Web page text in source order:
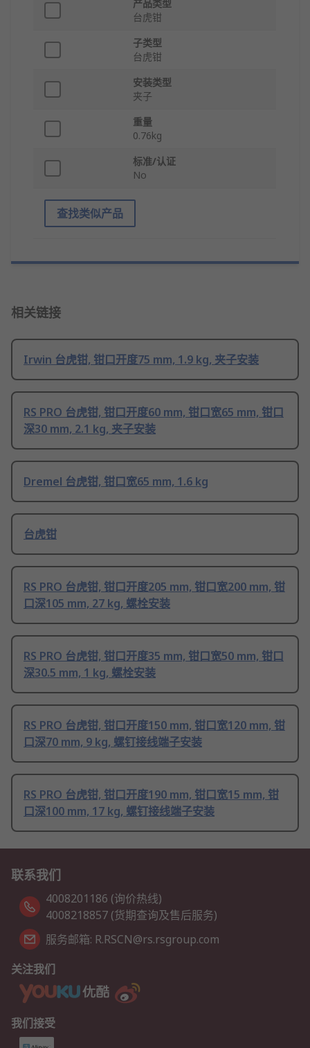
产品类型
台虎钳
子类型
台虎钳
安装类型
夹子
重量
0.76kg
标准/认证
No
查找类似产品
相关链接
Irwin 台虎钳, 钳口开度75 mm, 1.9 kg, 夹子安装
RS PRO 台虎钳, 钳口开度60 mm, 钳口宽65 mm, 钳口
深30 mm, 2.1 kg, 夹子安装
Dremel 台虎钳, 钳口宽65 mm, 1.6 kg
台虎钳
RS PRO 台虎钳, 钳口开度205 mm, 钳口宽200 mm, 钳
口深105 mm, 27 kg, 螺栓安装
RS PRO 台虎钳, 钳口开度35 mm, 钳口宽50 mm, 钳口
深30.5 mm, 1 kg, 螺栓安装
RS PRO 台虎钳, 钳口开度150 mm, 钳口宽120 mm, 钳
口深70 mm, 9 kg, 螺钉接线端子安装
RS PRO 台虎钳, 钳口开度190 mm, 钳口宽15 mm, 钳
口深100 mm, 17 kg, 螺钉接线端子安装
联系我们
4008201186 (询价热线)
4008218857 (货期查询及售后服务)
服务邮箱: R.RSCN@rs.rsgroup.com
关注我们
我们接受